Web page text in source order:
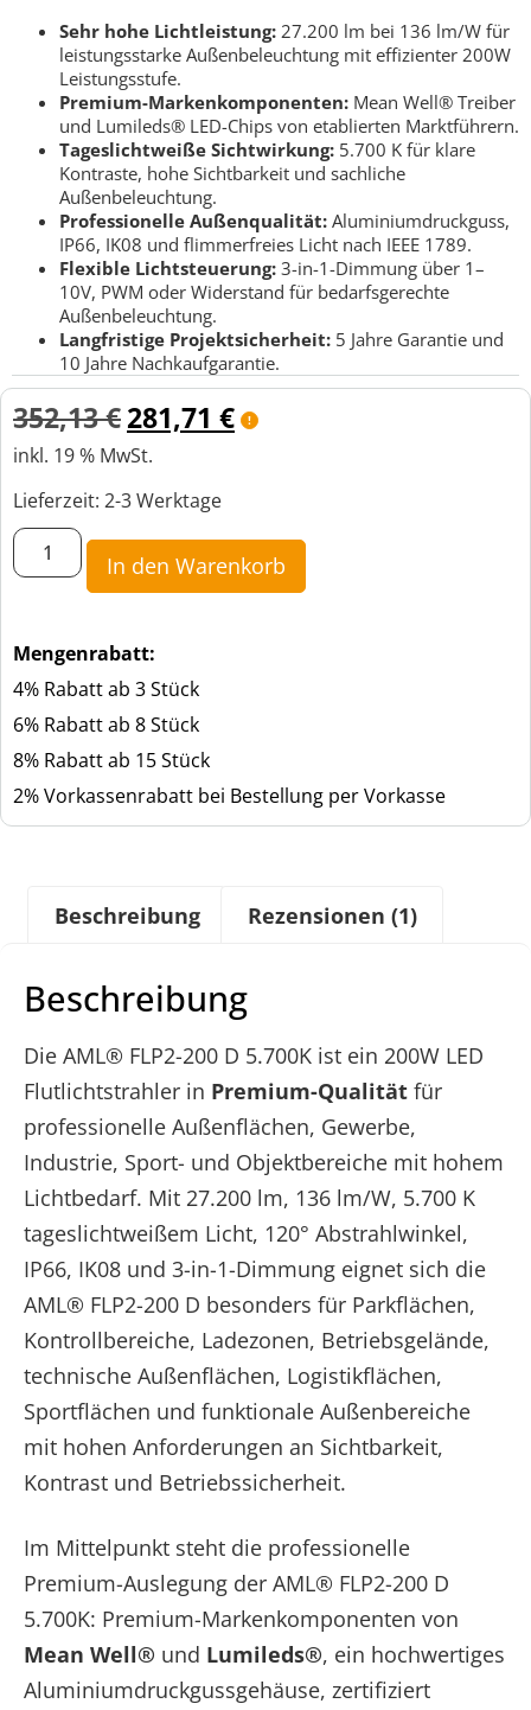
Sehr hohe Lichtleistung: 27.200 lm bei 136 lm/W für
leistungsstarke Außenbeleuchtung mit effizienter 200W
Leistungsstufe.
Premium-Markenkomponenten: Mean Well® Treiber
und Lumileds® LED-Chips von etablierten Marktführern.
Tageslichtweiße Sichtwirkung: 5.700 K für klare
Kontraste, hohe Sichtbarkeit und sachliche
Außenbeleuchtung.
Professionelle Außenqualität: Aluminiumdruckguss,
IP66, IK08 und flimmerfreies Licht nach IEEE 1789.
Flexible Lichtsteuerung: 3-in-1-Dimmung über 1–
10V, PWM oder Widerstand für bedarfsgerechte
Außenbeleuchtung.
Langfristige Projektsicherheit: 5 Jahre Garantie und
10 Jahre Nachkaufgarantie.
352,13€281,71 €
inkl. 19 % MwSt.
Lieferzeit: 2-3 Werktage
In den Warenkorb
Mengenrabatt:
4% Rabatt ab 3 Stück
6% Rabatt ab 8 Stück
8% Rabatt ab 15 Stück
2% Vorkassenrabatt bei Bestellung per Vorkasse
Beschreibung Rezensionen (1)
Beschreibung
Die AML® FLP2-200 D 5.700K ist ein 200W LED
Flutlichtstrahler in Premium-Qualität für
professionelle Außenflächen, Gewerbe,
Industrie, Sport- und Objektbereiche mit hohem
Lichtbedarf. Mit 27.200 lm, 136 lm/W, 5.700 K
tageslichtweißem Licht, 120° Abstrahlwinkel,
IP66, IK08 und 3-in-1-Dimmung eignet sich die
AML® FLP2-200 D besonders für Parkflächen,
Kontrollbereiche, Ladezonen, Betriebsgelände,
technische Außenflächen, Logistikflächen,
Sportflächen und funktionale Außenbereiche
mit hohen Anforderungen an Sichtbarkeit,
Kontrast und Betriebssicherheit.
Im Mittelpunkt steht die professionelle
Premium-Auslegung der AML® FLP2-200 D
5.700K: Premium-Markenkomponenten von
Mean Well® und Lumileds®, ein hochwertiges
Aluminiumdruckgussgehäuse, zertifiziert